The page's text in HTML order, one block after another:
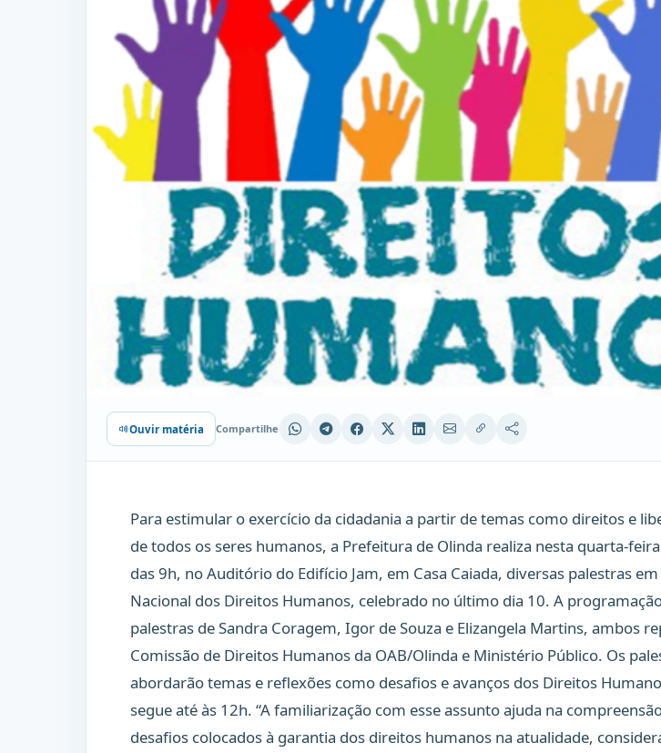
Ouvir matéria Compartilhe
Para estimular o exercício da cidadania a partir de temas como direitos e
de todos os seres humanos, a Prefeitura de Olinda realiza nesta quarta-
das 9h, no Auditório do Edifício Jam, em Casa Caiada, diversas palestras
Nacional dos Direitos Humanos, celebrado no último dia 10. A
palestras de Sandra Coragem, Igor de Souza e Elizangela Martins, ambos
Comissão de Direitos Humanos da OAB/Olinda e Ministério Público. Os
abordarão temas e reflexões como desafios e avanços dos Direitos
segue até às 12h. “A familiarização com esse assunto ajuda na
desafios colocados à garantia dos direitos humanos na atualidade,